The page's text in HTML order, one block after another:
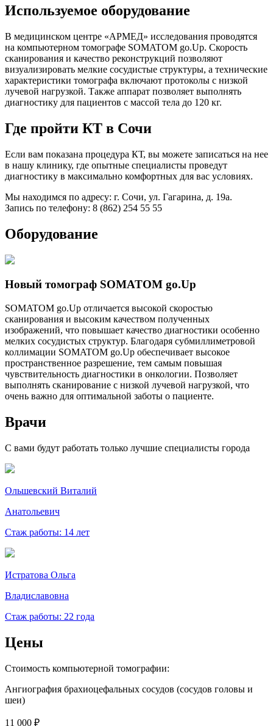
Используемое оборудование
В медицинском центре «АРМЕД» исследования проводятся
на компьютерном томографе SOMATOM go.Up. Скорость
сканирования и качество реконструкций позволяют
визуализировать мелкие сосудистые структуры, а технические
характеристики томографа включают протоколы с низкой
лучевой нагрузкой. Также аппарат позволяет выполнять
диагностику для пациентов с массой тела до 120 кг.
Где пройти КТ в Сочи
Если вам показана процедура КТ, вы можете записаться на нее
в нашу клинику, где опытные специалисты проведут
диагностику в максимально комфортных для вас условиях.
Мы находимся по адресу: г. Сочи, ул. Гагарина, д. 19а.
Запись по телефону: 8 (862) 254 55 55
Оборудование
Новый томограф SOMATOM go.Up
SOMATOM go.Up отличается высокой скоростью
сканирования и высоким качеством полученных
изображений, что повышает качество диагностики особенно
мелких сосудистых структур. Благодаря субмиллиметровой
коллимации SOMATOM go.Up обеспечивает высокое
пространственное разрешение, тем самым повышая
чувствительность диагностики в онкологии. Позволяет
выполнять сканирование с низкой лучевой нагрузкой, что
очень важно для оптимальной заботы о пациенте.
Врачи
С вами будут работать только лучшие специалисты города
Ольшевский Виталий
Анатольевич
Стаж работы: 14 лет
Истратова Ольга
Владиславовна
Стаж работы: 22 года
Цены
Стоимость компьютерной томографии:
Ангиография брахиоцефальных сосудов (сосудов головы и
шеи)
11 000 ₽